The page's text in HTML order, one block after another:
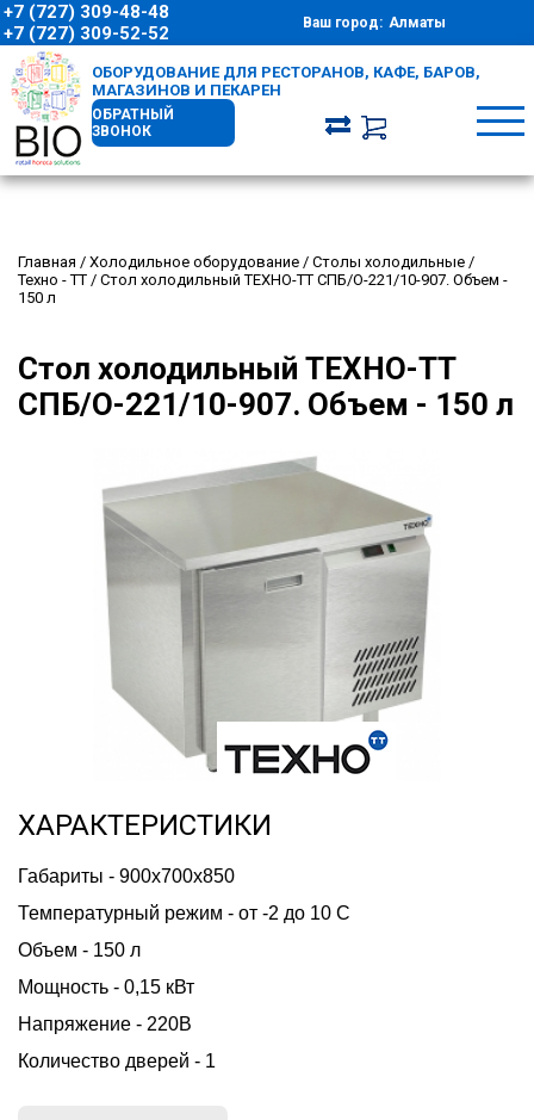
+7 (727) 309-48-48
+7 (727) 309-52-52
Ваш город: Алматы
ОБОРУДОВАНИЕ ДЛЯ РЕСТОРАНОВ, КАФЕ, БАРОВ,
МАГАЗИНОВ И ПЕКАРЕН
ОБРАТНЫЙ
ЗВОНОК
Главная / Холодильное оборудование / Столы холодильные /
Техно - ТТ / Стол холодильный ТЕХНО-ТТ СПБ/О-221/10-907. Объем -
150 л
Стол холодильный ТЕХНО-ТТ
СПБ/О-221/10-907. Объем - 150 л
ХАРАКТЕРИСТИКИ
Габариты - 900х700х850
Температурный режим - от -2 до 10 С
Объем - 150 л
Мощность - 0,15 кВт
Напряжение - 220В
Количество дверей - 1